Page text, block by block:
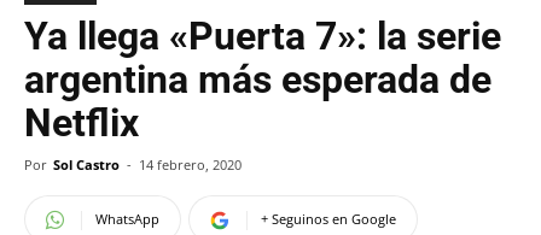
Ya llega «Puerta 7»: la serie
argentina más esperada de
Netflix
Por Sol Castro - 14 febrero, 2020
WhatsApp + Seguinos en Google